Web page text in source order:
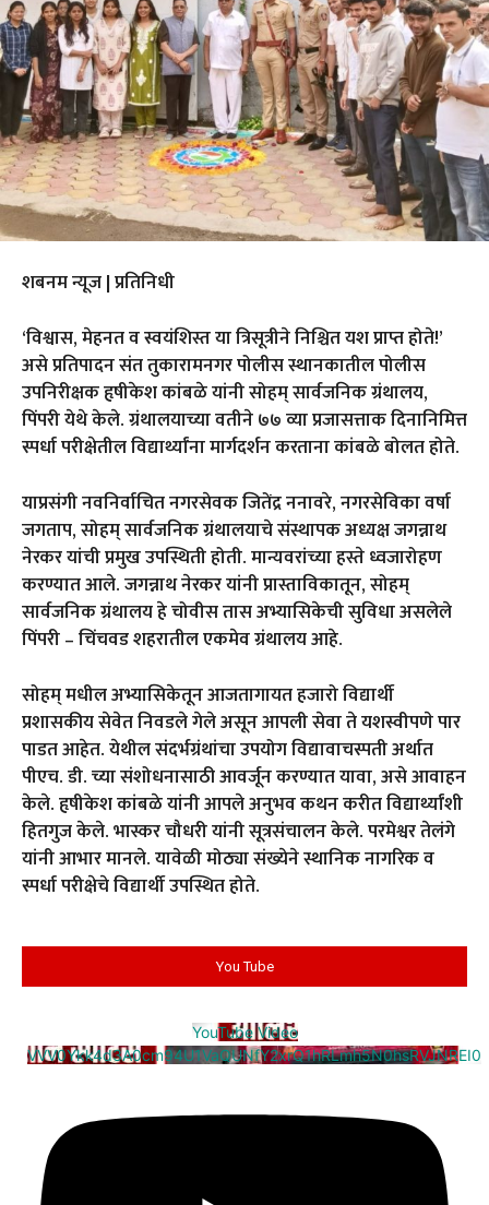
शबनम न्यूज | प्रतिनिधी
‘विश्वास, मेहनत व स्वयंशिस्त या त्रिसूत्रीने निश्चित यश प्राप्त होते!’
असे प्रतिपादन संत तुकारामनगर पोलीस स्थानकातील पोलीस
उपनिरीक्षक हृषीकेश कांबळे यांनी सोहम् सार्वजनिक ग्रंथालय,
पिंपरी येथे केले. ग्रंथालयाच्या वतीने ७७ व्या प्रजासत्ताक दिनानिमित्त
स्पर्धा परीक्षेतील विद्यार्थ्यांना मार्गदर्शन करताना कांबळे बोलत होते.
याप्रसंगी नवनिर्वाचित नगरसेवक जितेंद्र ननावरे, नगरसेविका वर्षा
जगताप, सोहम् सार्वजनिक ग्रंथालयाचे संस्थापक अध्यक्ष जगन्नाथ
नेरकर यांची प्रमुख उपस्थिती होती. मान्यवरांच्या हस्ते ध्वजारोहण
करण्यात आले. जगन्नाथ नेरकर यांनी प्रास्ताविकातून, सोहम्
सार्वजनिक ग्रंथालय हे चोवीस तास अभ्यासिकेची सुविधा असलेले
पिंपरी – चिंचवड शहरातील एकमेव ग्रंथालय आहे.
सोहम् मधील अभ्यासिकेतून आजतागायत हजारो विद्यार्थी
प्रशासकीय सेवेत निवडले गेले असून आपली सेवा ते यशस्वीपणे पार
पाडत आहेत. येथील संदर्भग्रंथांचा उपयोग विद्यावाचस्पती अर्थात
पीएच. डी. च्या संशोधनासाठी आवर्जून करण्यात यावा, असे आवाहन
केले. हृषीकेश कांबळे यांनी आपले अनुभव कथन करीत विद्यार्थ्यांशी
हितगुज केले. भास्कर चौधरी यांनी सूत्रसंचालन केले. परमेश्वर तेलंगे
यांनी आभार मानले. यावेळी मोठ्या संख्येने स्थानिक नागरिक व
स्पर्धा परीक्षेचे विद्यार्थी उपस्थित होते.
You Tube
YouTube Video
VVV0Ykk4d3A0cm94U1VaQUNfY2xrQ1hRLmh5N0hsRVJNREI0